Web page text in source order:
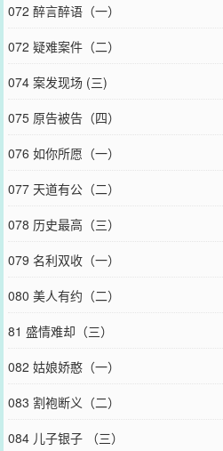
072 醉言醉语（一）
072 疑难案件（二）
074 案发现场 (三)
075 原告被告（四）
076 如你所愿（一）
077 天道有公（二）
078 历史最高（三）
079 名利双收（一）
080 美人有约（二）
81 盛情难却（三）
082 姑娘娇憨（一）
083 割袍断义（二）
084 儿子银子 （三）